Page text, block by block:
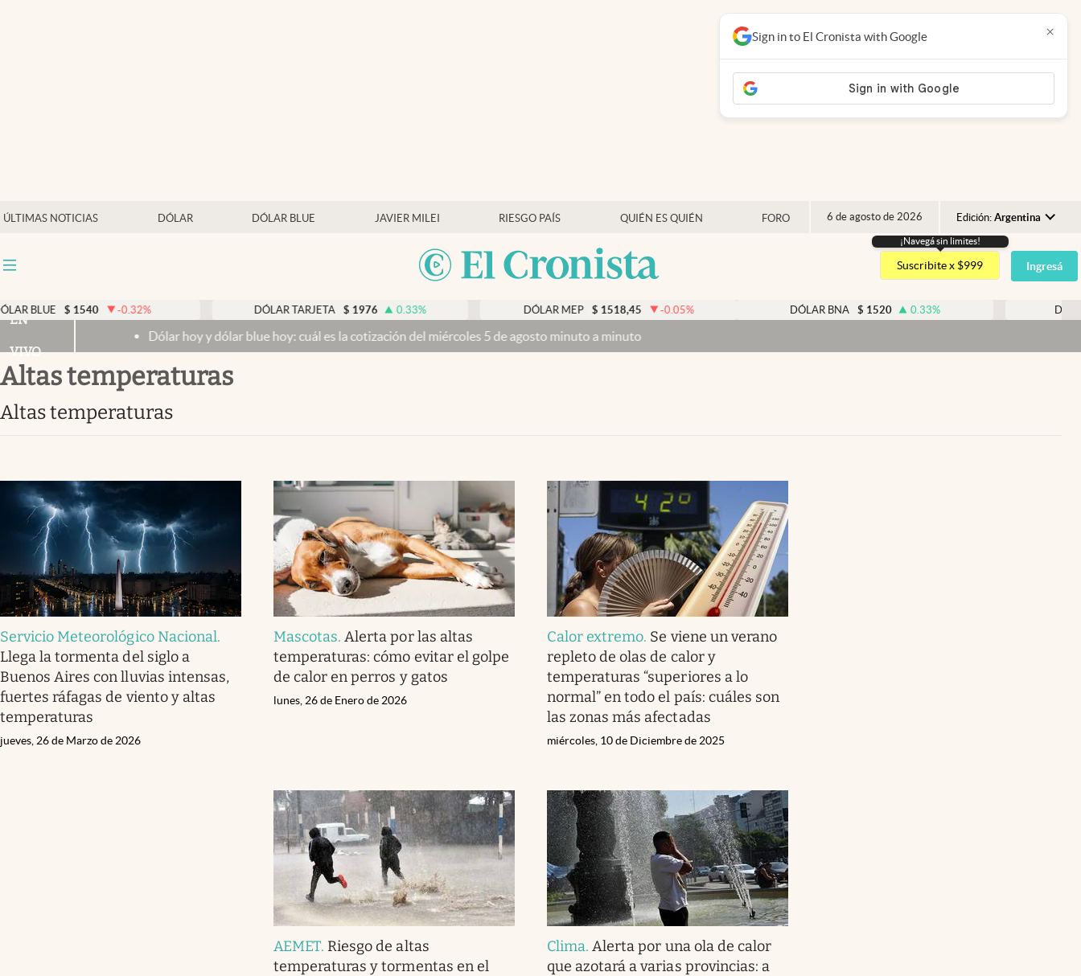
ÚLTIMAS NOTICIAS DÓLAR DÓLAR BLUE JAVIER MILEI RIESGO PAÍS QUIÉN ES QUIÉN FORO 6 de agosto de 2026 Edición: Argentina
Argentina
España
USA
Mercados Online
Otras secciones
Infotechnology
Eventos Corporativos
El Cronista Studio
Mediakit
abre en nueva pestaña
¡Navegá sin limites!
Suscribite x $999 Ingresá
$ 1540 -0.32% DÓLAR TARJETA $ 1976 0.33% $ 1518,45 -0.05% $ 1520 0.33% DÓLAR BLUE
EN
VIVO
Dólar hoy y dólar blue hoy: cuál es la cotización del miércoles 5 de agosto minuto a minuto
Sign in to El Cronista with Google ×
altas temperaturas
altas temperaturas
Servicio Meteorológico Nacional.
Llega la tormenta del siglo a
Buenos Aires con lluvias intensas,
fuertes ráfagas de viento y altas
temperaturas
jueves, 26 de Marzo de 2026
Mascotas.Alerta por las altas
temperaturas: cómo evitar el golpe
de calor en perros y gatos
lunes, 26 de Enero de 2026
Calor extremo. Se viene un verano
repleto de olas de calor y
temperaturas “superiores a lo
normal” en todo el país: cuáles son
las zonas más afectadas
miércoles, 10 de Diciembre de 2025
AEMET. Riesgo de altas
temperaturas y tormentas en el
Clima.Alerta por una ola de calor
que azotará a varias provincias: a